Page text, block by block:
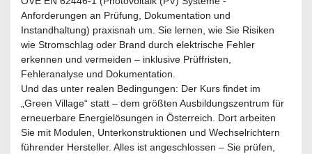
Anforderungen an Prüfung, Dokumentation und
Instandhaltung) praxisnah um. Sie lernen, wie Sie Risiken
wie Stromschlag oder Brand durch elektrische Fehler
erkennen und vermeiden – inklusive Prüffristen,
Fehleranalyse und Dokumentation.
Und das unter realen Bedingungen: Der Kurs findet im
„Green Village“ statt – dem größten Ausbildungszentrum für
erneuerbare Energielösungen in Österreich. Dort arbeiten
Sie mit Modulen, Unterkonstruktionen und Wechselrichtern
führender Hersteller. Alles ist angeschlossen – Sie prüfen,